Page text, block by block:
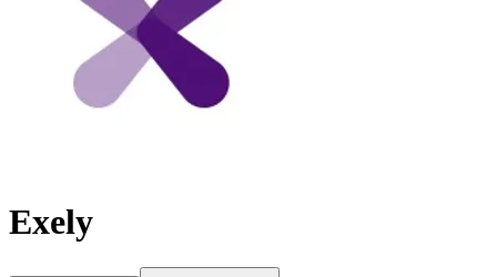
Exely